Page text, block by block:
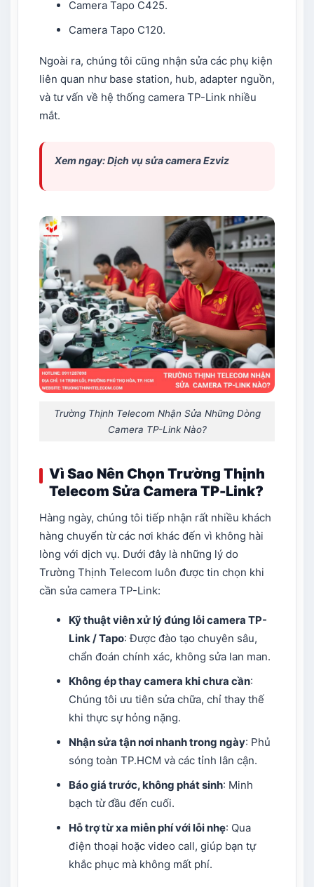
Camera Tapo C425.
Camera Tapo C120.
Ngoài ra, chúng tôi cũng nhận sửa các phụ kiện
liên quan như base station, hub, adapter nguồn,
và tư vấn về hệ thống camera TP-Link nhiều
mắt.
Xem ngay:Dịch vụ sửa camera Ezviz
Trường Thịnh Telecom Nhận Sửa Những Dòng
Camera TP-Link Nào?
Vì Sao Nên Chọn Trường Thịnh
Telecom Sửa Camera TP-Link?
Hàng ngày, chúng tôi tiếp nhận rất nhiều khách
hàng chuyển từ các nơi khác đến vì không hài
lòng với dịch vụ. Dưới đây là những lý do
Trường Thịnh Telecom luôn được tin chọn khi
cần sửa camera TP-Link:
Kỹ thuật viên xử lý đúng lỗi camera TP-
Link / Tapo: Được đào tạo chuyên sâu,
chẩn đoán chính xác, không sửa lan man.
Không ép thay camera khi chưa cần:
Chúng tôi ưu tiên sửa chữa, chỉ thay thế
khi thực sự hỏng nặng.
Nhận sửa tận nơi nhanh trong ngày: Phủ
sóng toàn TP.HCM và các tỉnh lân cận.
Báo giá trước, không phát sinh: Minh
bạch từ đầu đến cuối.
Hỗ trợ từ xa miễn phí với lỗi nhẹ: Qua
điện thoại hoặc video call, giúp bạn tự
khắc phục mà không mất phí.